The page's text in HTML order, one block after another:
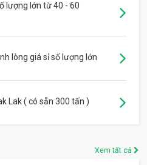
lượng lớn từ 40 - 60
lòng giá sỉ số lượng lớn
Lak ( có sẵn 300 tấn )
Xem tất cả